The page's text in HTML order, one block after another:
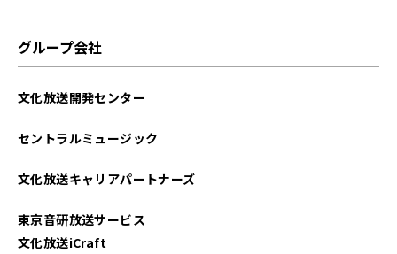
2025年02月
グループ会社
文化放送開発センター
セントラルミュージック
文化放送キャリアパートナーズ
東京音研放送サービス
文化放送iCraft